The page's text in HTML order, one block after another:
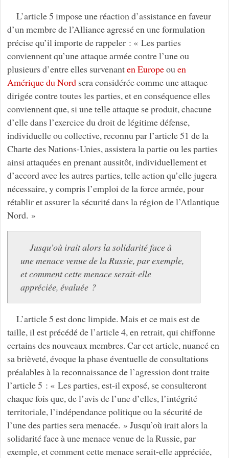
L’article 5 impose une réaction d’assistance en faveur
d’un membre de l’Alliance agressé en une formulation
précise qu’il importe de rappeler : « Les parties
conviennent qu’une attaque armée contre l’une ou
plusieurs d’entre elles survenanten Europeouen
Amérique du Nordsera considérée comme une attaque
dirigée contre toutes les parties, et en conséquence elles
conviennent que, si une telle attaque se produit, chacune
d’elle dans l’exercice du droit de légitime défense,
individuelle ou collective, reconnu par l’article 51 de la
Charte des Nations-Unies, assistera la partie ou les parties
ainsi attaquées en prenant aussitôt, individuellement et
d’accord avec les autres parties, telle action qu’elle jugera
nécessaire, y compris l’emploi de la force armée, pour
rétablir et assurer la sécurité dans la région de l’Atlantique
Nord. »
Jusqu’où irait alors la solidarité face à
une menace venue de la Russie, par exemple,
et comment cette menace serait-elle
appréciée, évaluée ?
L’article 5 est donc limpide. Mais et ce mais est de
taille, il est précédé de l’article 4, en retrait, qui chiffonne
certains des nouveaux membres. Car cet article, nuancé en
sa brièveté, évoque la phase éventuelle de consultations
préalables à la reconnaissance de l’agression dont traite
l’article 5 : « Les parties, est-il exposé, se consulteront
chaque fois que, de l’avis de l’une d’elles, l’intégrité
territoriale, l’indépendance politique ou la sécurité de
l’une des parties sera menacée. » Jusqu’où irait alors la
solidarité face à une menace venue de la Russie, par
exemple, et comment cette menace serait-elle appréciée,